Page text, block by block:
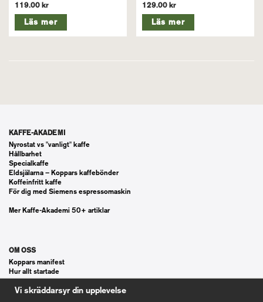
119.00 kr
Läs mer
129.00 kr
Läs mer
KAFFE-AKADEMI
Nyrostat vs "vanligt" kaffe
Hållbarhet
Specialkaffe
Eldsjälarna – Koppars kaffebönder
Koffeinfritt kaffe
För dig med Siemens espressomaskin
Mer Kaffe-Akademi 50+ artiklar
OM OSS
Koppars manifest
Hur allt startade
Våra gästspel
Kontakt
Vi skräddarsyr din upplevelse